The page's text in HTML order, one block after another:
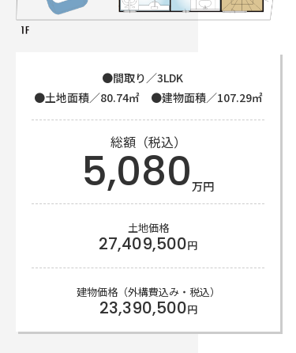
●間取り／3LDK
●土地面積／80.74㎡ ●建物面積／107.29㎡
総額（税込）
5,080万円
土地価格
27,409,500円
建物価格（外構費込み・税込）
23,390,500円